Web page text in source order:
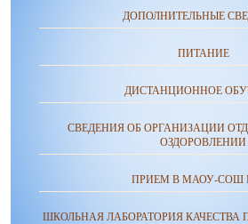
ДОПОЛНИТЕЛЬНЫЕ
ПИТАНИЕ
ДИСТАНЦИОННОЕ
СВЕДЕНИЯ ОБ ОРГАНИЗАЦИИ
ОЗДОРОВЛЕНИИ
ПРИЕМ В МАОУ-СОШ
ШКОЛЬНАЯ ЛАБОРАТОРИЯ КАЧЕСТВА